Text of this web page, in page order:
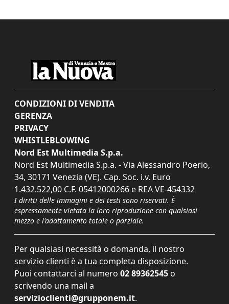
CONDIZIONI DI VENDITA
GERENZA
PRIVACY
WHISTLEBLOWING
Nord Est Multimedia S.p.a.
Nord Est Multimedia S.p.a. - Via Alessandro Poerio,
34, 30171 Venezia (VE). Cap. Soc. i.v. Euro
1.432.522,00 C.F. 05412000266 e REA VE-454332
I diritti delle immagini e dei testi sono riservati. È
espressamente vietata la loro riproduzione con qualsiasi
mezzo e l'adattamento totale o parziale.
Per qualsiasi necessità o domanda, il nostro
servizio clienti è a tua completa disposizione.
Puoi contattarci al numero 02 89362545 o
scrivendo una mail a
servizioclienti@grupponem.it.